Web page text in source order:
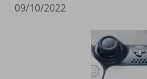
09/10/2022